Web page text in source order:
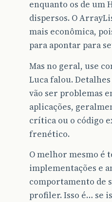
enquanto os de um
dispersos. O
mais econômica,
para apontar para
Mas no geral, use
Luca falou.
vão ser problemas
aplicações,
crítica ou o código
frenético.
O melhor mesmo é
implementações e
comportamento de
profiler. Isso é… se